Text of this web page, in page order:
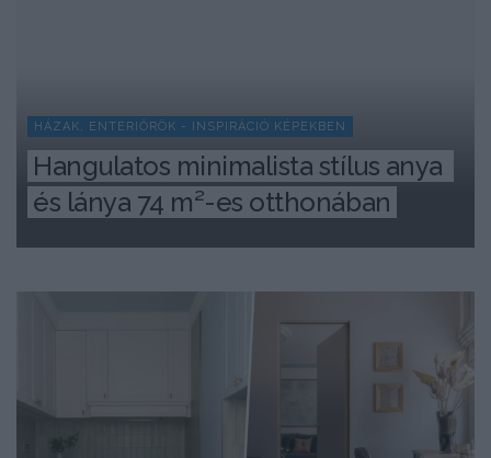
HÁZAK, ENTERIŐRÖK - INSPIRÁCIÓ KÉPEKBEN
Hangulatos minimalista stílus anya
és lánya 74 m²-es otthonában